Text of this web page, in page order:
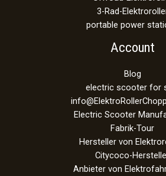
3-Rad-
portable power
Account
Blog
electric scooter for
Electric Scooter
Fabrik-Tour
Hersteller von
Citycoco-
Anbieter von